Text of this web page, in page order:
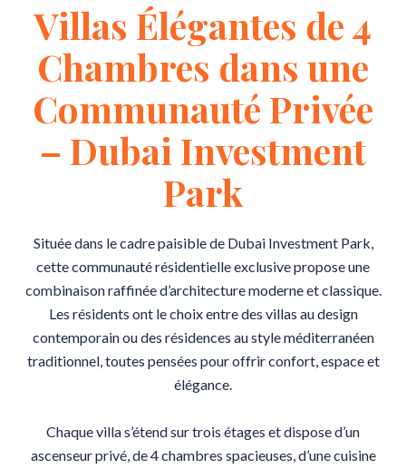
Villas Élégantes de 4
Chambres dans une
Communauté Privée
– Dubai Investment
Park
Située dans le cadre paisible de Dubai Investment Park,
cette communauté résidentielle exclusive propose une
combinaison raffinée d’architecture moderne et classique.
Les résidents ont le choix entre des villas au design
contemporain ou des résidences au style méditerranéen
traditionnel, toutes pensées pour offrir confort, espace et
élégance.
Chaque villa s’étend sur trois étages et dispose d’un
ascenseur privé, de 4 chambres spacieuses, d’une cuisine